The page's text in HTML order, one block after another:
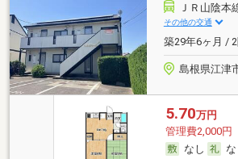
ＪＲ山陰本
その他の交通
築29年6ヶ月 /
島根県江津
5.70万円
管理費2,000円
なし
な